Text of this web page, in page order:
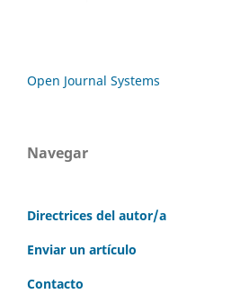
Open Journal Systems
Navegar
Directrices del autor/a
Enviar un artículo
Contacto